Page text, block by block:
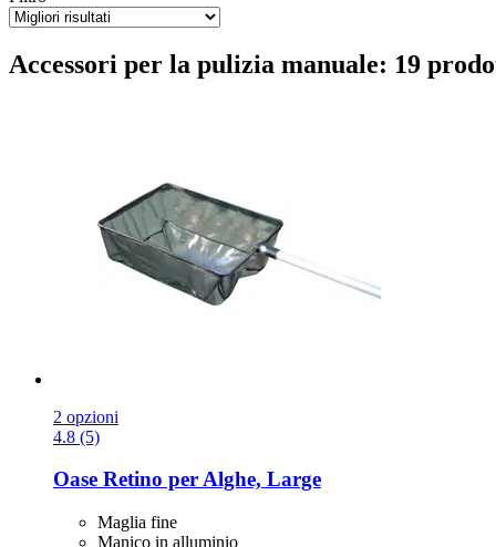
Accessori per la pulizia manuale: 19
2 opzioni
4.8 (5)
Oase Retino per Alghe, Large
Maglia fine
Manico in alluminio